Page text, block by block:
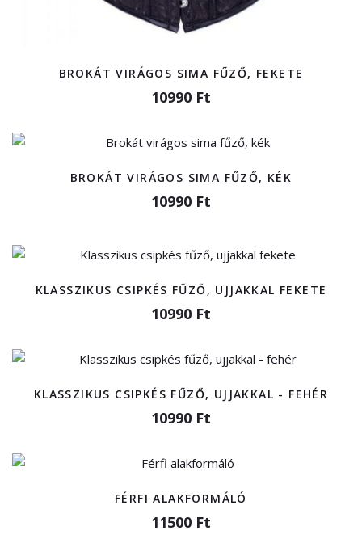
BROKÁT VIRÁGOS SIMA FŰZŐ, FEKETE
10990 Ft
BROKÁT VIRÁGOS SIMA FŰZŐ, KÉK
10990 Ft
KLASSZIKUS CSIPKÉS FŰZŐ, UJJAKKAL FEKETE
10990 Ft
KLASSZIKUS CSIPKÉS FŰZŐ, UJJAKKAL - FEHÉR
10990 Ft
FÉRFI ALAKFORMÁLÓ
11500 Ft